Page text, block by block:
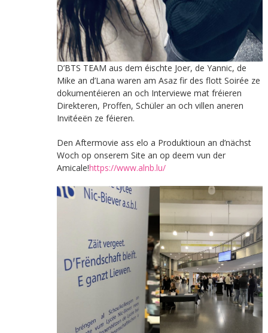
D’BTS TEAM aus dem éischte Joer, de Yannic, de
Mike an d’Lana waren am Asaz fir des flott Soirée ze
dokumentéieren an och Interviewe mat fréieren
Direkteren, Proffen, Schüler an och villen aneren
Invitéeën ze féieren.
Den Aftermovie ass elo a Produktioun an d’nächst
Woch op onserem Site an op deem vun der
Amicale!https://www.alnb.lu/